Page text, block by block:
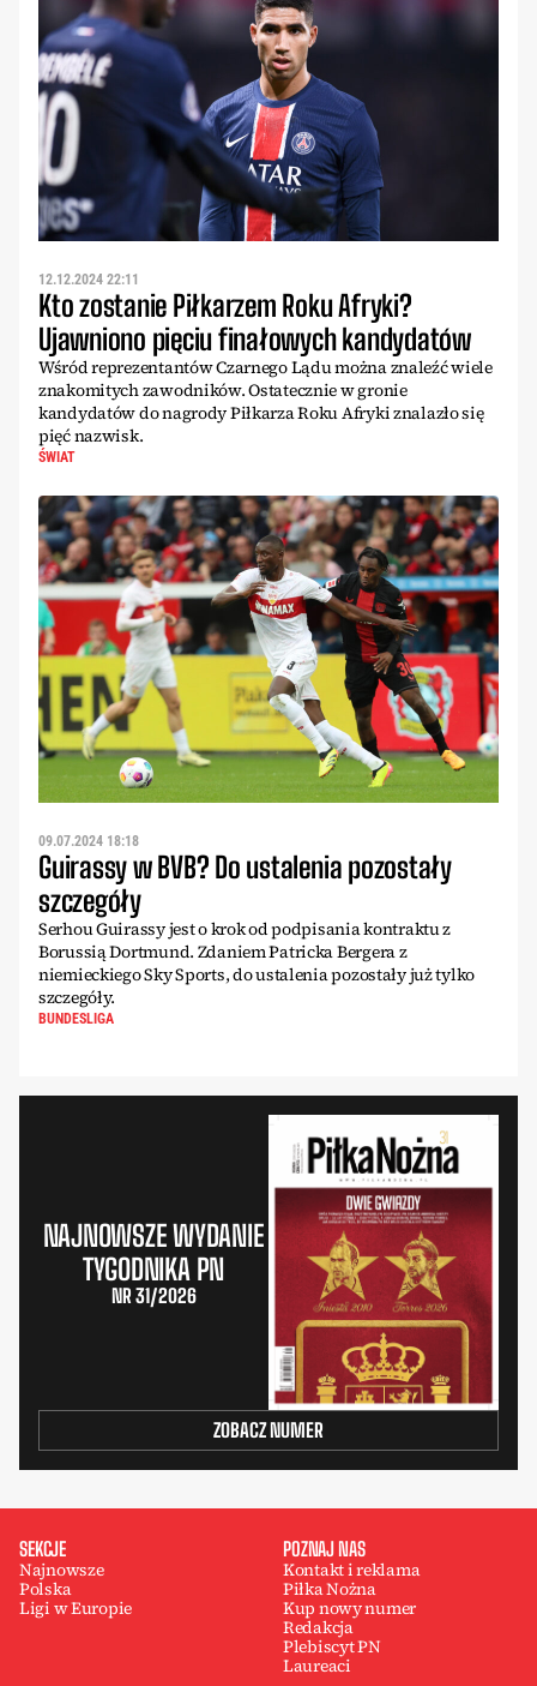
12.12.2024 22:11
Kto zostanie Piłkarzem Roku Afryki?
Ujawniono pięciu finałowych kandydatów
Wśród reprezentantów Czarnego Lądu można znaleźć wiele
znakomitych zawodników. Ostatecznie w gronie
kandydatów do nagrody Piłkarza Roku Afryki znalazło się
pięć nazwisk.
ŚWIAT
09.07.2024 18:18
Guirassy w BVB? Do ustalenia pozostały
szczegóły
Serhou Guirassy jest o krok od podpisania kontraktu z
Borussią Dortmund. Zdaniem Patricka Bergera z
niemieckiego Sky Sports, do ustalenia pozostały już tylko
szczegóły.
BUNDESLIGA
NAJNOWSZE WYDANIE
TYGODNIKA PN
NR 31/2026
ZOBACZ NUMER
SEKCJE
Najnowsze
Polska
Ligi w Europie
POZNAJ NAS
Kontakt i reklama
Piłka Nożna
Kup nowy numer
Redakcja
Plebiscyt PN
Laureaci